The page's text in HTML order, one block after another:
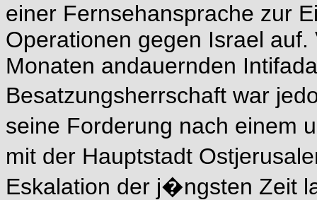
einer Fernsehansprache zur
Operationen gegen Israel
Monaten andauernden
Besatzungsherrschaft war
seine Forderung nach
mit der Hauptstadt
Eskalation der j�ngsten Zeit